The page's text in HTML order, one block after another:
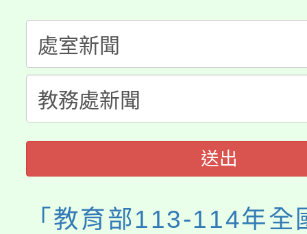
半價優惠，詳情可洽有
者。
份教師增能研習
份教師研習
淨零綠生活教案入校路
會
115年食農教育專業人
程
送出
「教育部113-114年全